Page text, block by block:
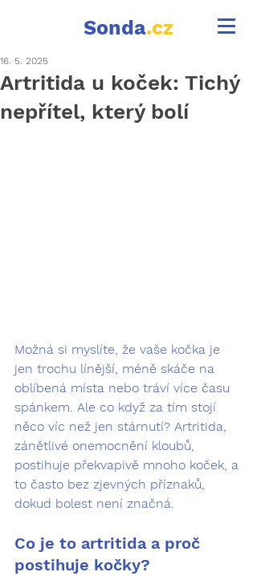
Sonda.cz
Artritida u koček: Tichý
nepřítel, který bolí
16. 5. 2025
Možná si myslíte, že vaše kočka je
jen trochu línější, méně skáče na
oblíbená místa nebo tráví více času
spánkem. Ale co když za tím stojí
něco víc než jen stárnutí? Artritida,
zánětlivé onemocnění kloubů,
postihuje překvapivě mnoho koček, a
to často bez zjevných příznaků,
dokud bolest není značná.
Co je to artritida a proč
postihuje kočky?